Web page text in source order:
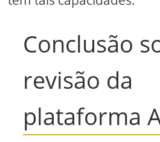
Conclusão
revisão da
plataforma